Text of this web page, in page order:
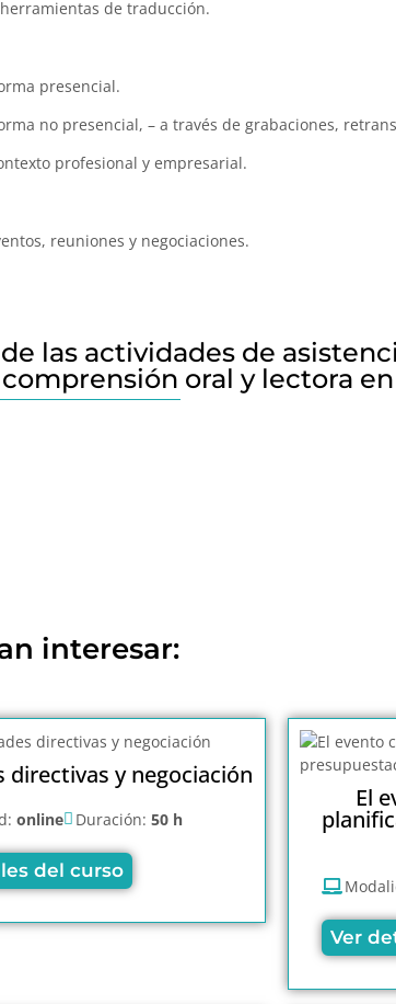
de traducción.
presencial.
no presencial, – a través de grabaciones,
profesional y empresarial.
reuniones y negociaciones.
las actividades de
oral y lectora
interesar:
directivas y negociación
online Duración: 50 h
del curso
El
Ver